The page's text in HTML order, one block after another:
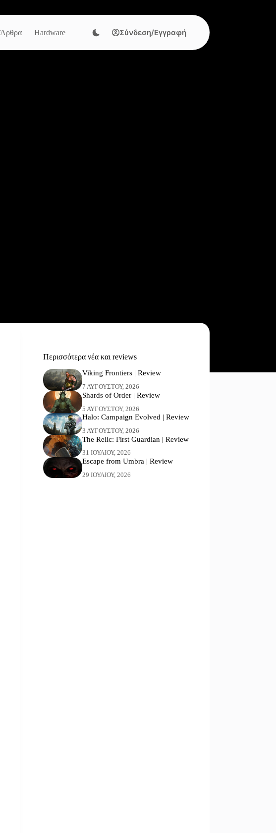
Άρθρα Hardware Σύνδεση/Εγγραφή
Περισσότερα νέα και reviews
Viking Frontiers | Review
7 ΑΥΓΟΎΣΤΟΥ, 2026
Shards of Order | Review
5 ΑΥΓΟΎΣΤΟΥ, 2026
Halo: Campaign Evolved | Review
3 ΑΥΓΟΎΣΤΟΥ, 2026
The Relic: First Guardian | Review
31 ΙΟΥΛΊΟΥ, 2026
Escape from Umbra | Review
29 ΙΟΥΛΊΟΥ, 2026